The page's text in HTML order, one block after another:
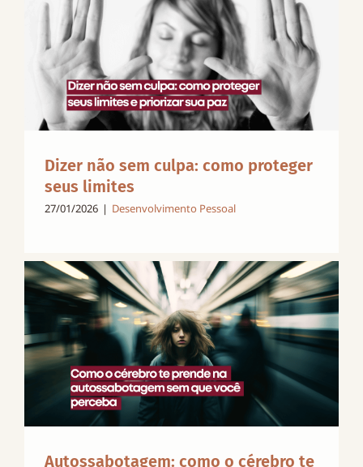
Dizer não sem culpa: como proteger
seus limites
27/01/2026 | Desenvolvimento Pessoal
Autossabotagem: como o cérebro te